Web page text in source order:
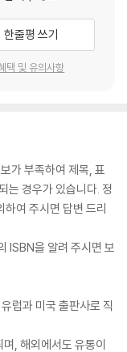
한줄평 쓰기
택 및 유의사항
가 부족하여 제목, 표
는 경우가 있습니다. 정
여 주시면 답변 드리
ISBN을 알려 주시면 보
럽과 미국 출판사로 직
, 해외에서도 유통이